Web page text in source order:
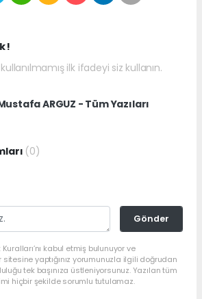
!
ilk ifadeyi siz kullanın.
ARGUZ - Tüm Yazıları
(0)
Gönder
kabul etmiş bulunuyor ve
yaptığınız yorumunuzla ilgili doğrudan
tek başınıza üstleniyorsunuz. Yazılan tüm
hiçbir şekilde sorumlu tutulamaz.